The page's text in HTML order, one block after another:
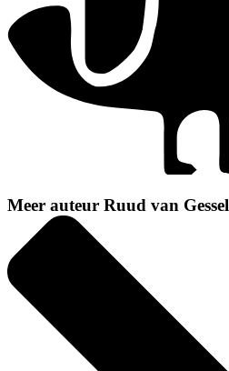
Meer auteur Ruud van Gessel